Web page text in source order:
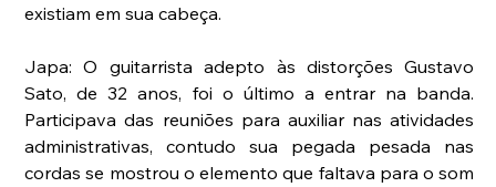
existiam em sua cabeça.
Japa: O guitarrista adepto às distorções Gustavo
Sato, de 32 anos, foi o último a entrar na banda.
Participava das reuniões para auxiliar nas atividades
administrativas, contudo sua pegada pesada nas
cordas se mostrou o elemento que faltava para o som